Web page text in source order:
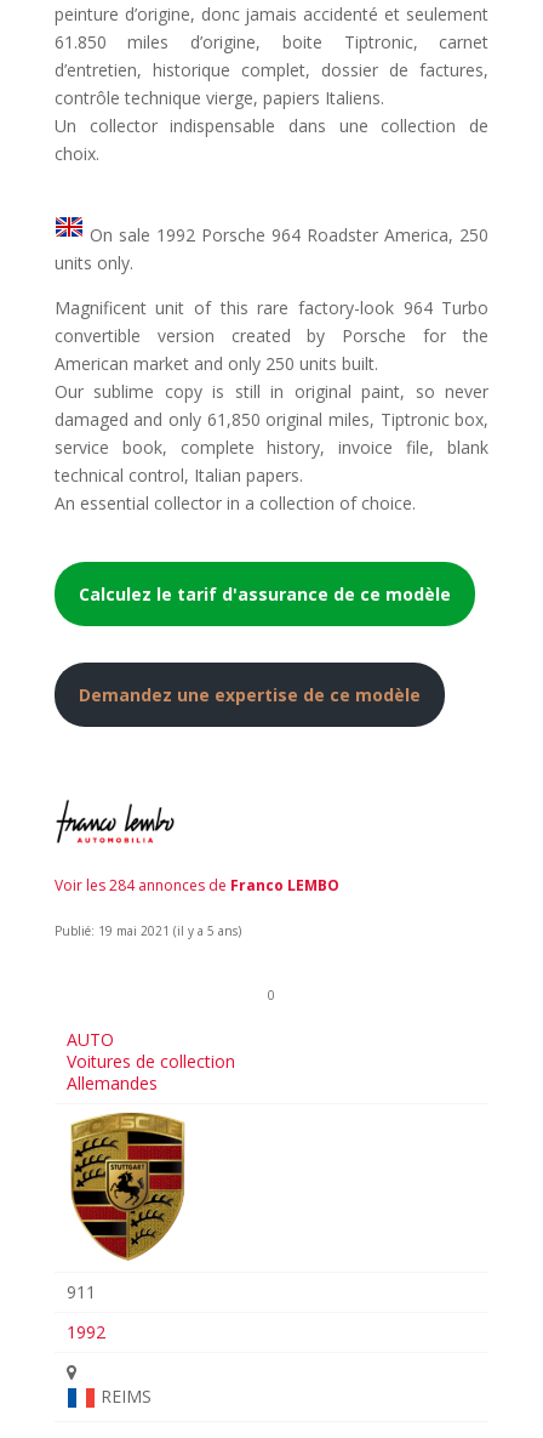
peinture d’origine, donc jamais accidenté et seulement
61.850 miles d’origine, boite Tiptronic, carnet
d’entretien, historique complet, dossier de factures,
contrôle technique vierge, papiers Italiens.
Un collector indispensable dans une collection de
choix.
On sale 1992 Porsche 964 Roadster America, 250
units only.
Magnificent unit of this rare factory-look 964 Turbo
convertible version created by Porsche for the
American market and only 250 units built.
Our sublime copy is still in original paint, so never
damaged and only 61,850 original miles, Tiptronic box,
service book, complete history, invoice file, blank
technical control, Italian papers.
An essential collector in a collection of choice.
Calculez le tarif d'assurance de ce modèle
Demandez une expertise de ce modèle
Voir les 284 annonces de Franco LEMBO
Publié: 19 mai 2021 (il y a 5 ans)
0
AUTO
Voitures de collection
Allemandes
911
1992
REIMS